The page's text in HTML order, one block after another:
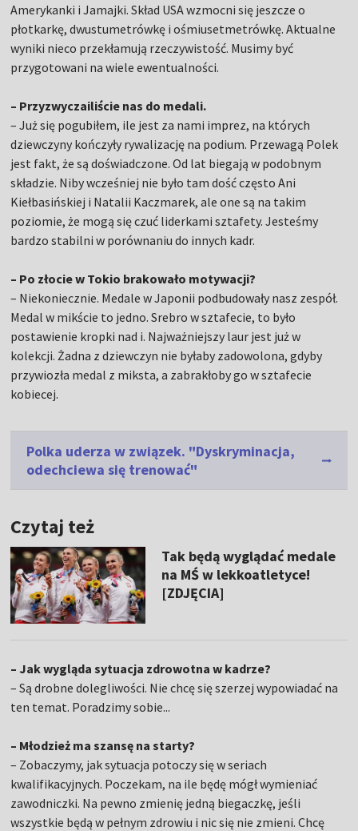
Amerykanki i Jamajki. Skład USA wzmocni się jeszcze o
płotkarkę, dwustumetrówkę i ośmiusetmetrówkę. Aktualne
wyniki nieco przekłamują rzeczywistość. Musimy być
przygotowani na wiele ewentualności.
– Przyzwyczailiście nas do medali.
– Już się pogubiłem, ile jest za nami imprez, na których
dziewczyny kończyły rywalizację na podium. Przewagą Polek
jest fakt, że są doświadczone. Od lat biegają w podobnym
składzie. Niby wcześniej nie było tam dość często Ani
Kiełbasińskiej i Natalii Kaczmarek, ale one są na takim
poziomie, że mogą się czuć liderkami sztafety. Jesteśmy
bardzo stabilni w porównaniu do innych kadr.
– Po złocie w Tokio brakowało motywacji?
– Niekoniecznie. Medale w Japonii podbudowały nasz zespół.
Medal w mikście to jedno. Srebro w sztafecie, to było
postawienie kropki nad i. Najważniejszy laur jest już w
kolekcji. Żadna z dziewczyn nie byłaby zadowolona, gdyby
przywiozła medal z miksta, a zabrakłoby go w sztafecie
kobiecej.
Polka uderza w związek. "Dyskryminacja,
odechciewa się trenować"
Czytaj też
Tak będą wyglądać medale
na MŚ w lekkoatletyce!
[ZDJĘCIA]
– Jak wygląda sytuacja zdrowotna w kadrze?
– Są drobne dolegliwości. Nie chcę się szerzej wypowiadać na
ten temat. Poradzimy sobie...
– Młodzież ma szansę na starty?
– Zobaczymy, jak sytuacja potoczy się w seriach
kwalifikacyjnych. Poczekam, na ile będę mógł wymieniać
zawodniczki. Na pewno zmienię jedną biegaczkę, jeśli
wszystkie będą w pełnym zdrowiu i nic się nie zmieni. Chcę